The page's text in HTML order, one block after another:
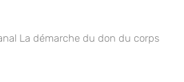
La démarche du don du corps